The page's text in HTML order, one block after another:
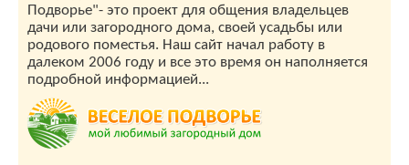
Подворье"- это проект для общения владельцев
дачи или загородного дома, своей усадьбы или
родового поместья. Наш сайт начал работу в
далеком 2006 году и все это время он наполняется
подробной информацией...